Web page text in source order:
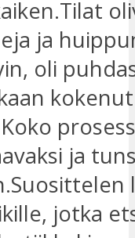
ja
oli
ja
jotka